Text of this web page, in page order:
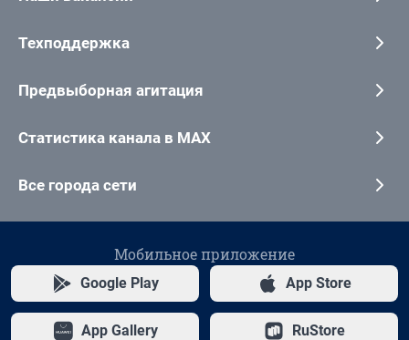
Техподдержка
Предвыборная агитация
Статистика канала в MAX
Все города сети
Мобильное приложение
Google Play App Store
App Gallery RuStore